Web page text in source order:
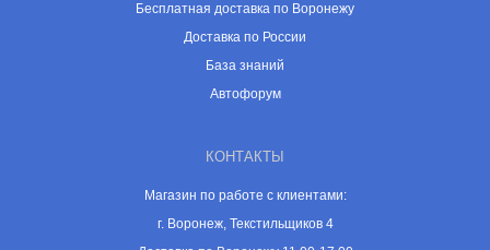
Бесплатная доставка по Воронежу
Доставка по России
База знаний
Автофорум
КОНТАКТЫ
Магазин по работе с клиентами:
г. Воронеж, Текстильщиков 4